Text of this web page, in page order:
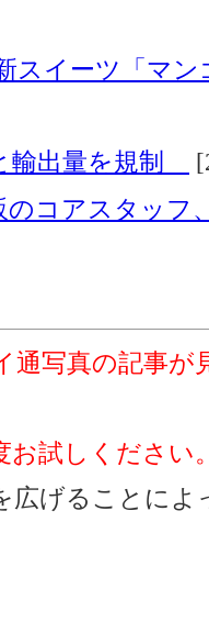
スイーツ「マン
輸出量を規制
のコアスタッフ
通写真の記事が
お試しください
広げることに